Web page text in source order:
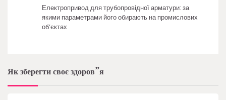
Електропривод для трубопровідної арматури: за
якими параметрами його обирають на промислових
об’єктах
Як зберегти своє здоров”я